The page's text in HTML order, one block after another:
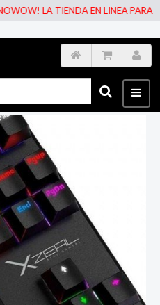
LA TIENDA EN LINEA PARA